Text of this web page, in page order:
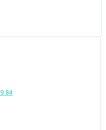
84